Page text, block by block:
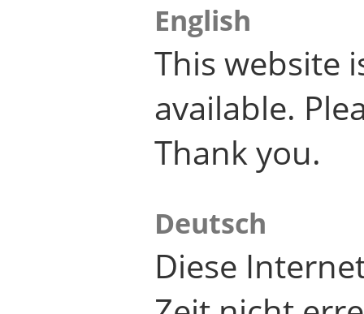
English
This website
available.
Thank you.
Deutsch
Diese